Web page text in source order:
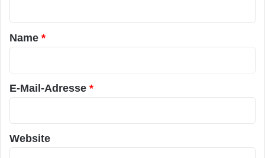
a
r
*
Name *
E-Mail-Adresse *
Website